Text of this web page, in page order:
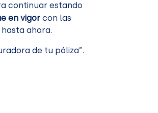
continuar estando
en vigor con las
ahora.
de tu póliza”.